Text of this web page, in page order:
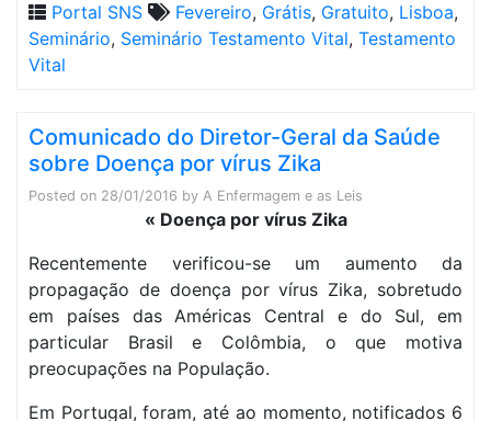
Portal SNS
Fevereiro, Grátis, Gratuito, Lisboa,
Seminário, Seminário Testamento Vital, Testamento
Vital
Comunicado do Diretor-Geral da Saúde
sobre Doença por vírus Zika
Posted on 28/01/2016 by A Enfermagem e as Leis
« Doença por vírus Zika
Recentemente verificou-se um aumento da
propagação de doença por vírus Zika, sobretudo
em países das Américas Central e do Sul, em
particular Brasil e Colômbia, o que motiva
preocupações na População.
Em Portugal, foram, até ao momento, notificados 6